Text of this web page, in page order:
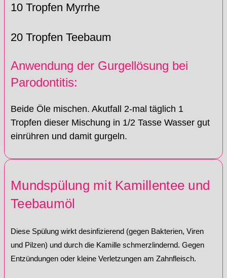
10 Tropfen Myrrhe
20 Tropfen Teebaum
Anwendung der Gurgellösung bei
Parodontitis:
Beide Öle mischen. Akutfall 2-mal täglich 1
Tropfen dieser Mischung in 1/2 Tasse Wasser gut
einrühren und damit gurgeln.
Mundspülung mit Kamillentee und
Teebaumöl
Diese Spülung wirkt desinfizierend (gegen Bakterien, Viren
und Pilzen) und durch die Kamille schmerzlindernd. Gegen
Entzündungen oder kleine Verletzungen am Zahnfleisch.